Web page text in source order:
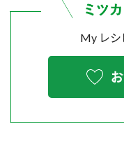
炊き込みご飯の
お酢を知ろう！
ZENB
MIM（
お客様の声をいかしま
販売終了製品のご案内
よくあるご質問
My レシ